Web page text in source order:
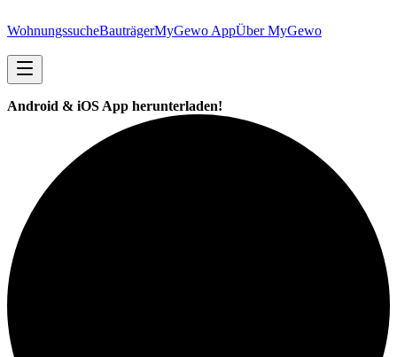
WohnungssucheBauträgerMyGewo AppÜber MyGewo
Android & iOS App herunterladen!